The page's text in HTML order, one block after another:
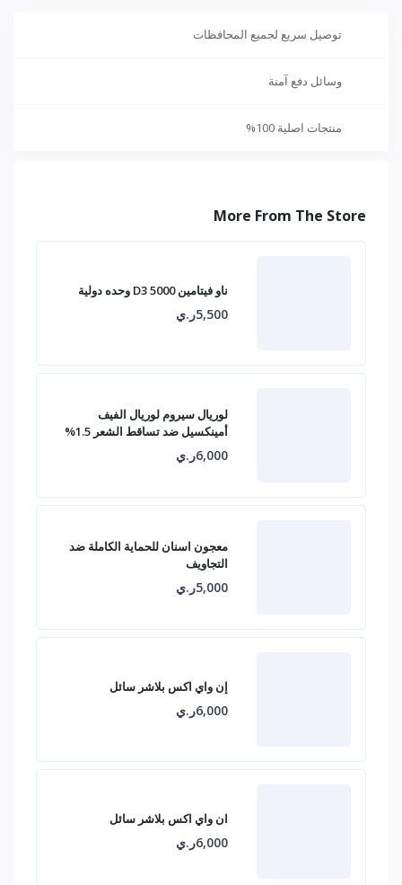
توصيل سريع لجميع المحافظات
وسائل دفع آمنة
منتجات اصلية 100%
More From The Store
ناو فيتامين D3 5000 وحده دولية
5,500ر.ي
لوريال سيروم لوريال الفيف
أمينكسيل ضد تساقط الشعر 1.5%
6,000ر.ي
معجون اسنان للحماية الكاملة ضد
التجاويف
5,000ر.ي
إن واي اكس بلاشر سائل
6,000ر.ي
ان واي اكس بلاشر سائل
6,000ر.ي